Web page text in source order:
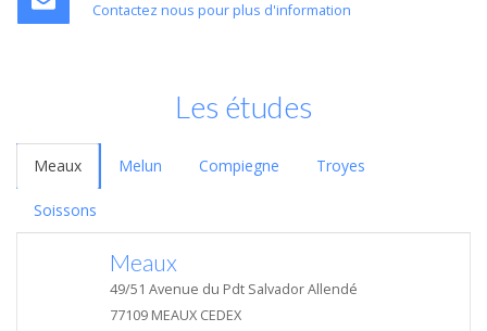
Contactez nous pour plus d'information
Les études
Meaux Melun Compiegne Troyes
Soissons
Meaux
49/51 Avenue du Pdt Salvador Allendé
77109 MEAUX CEDEX